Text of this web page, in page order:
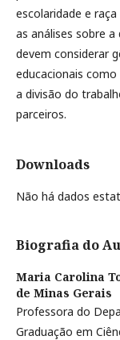
escolaridade e
as análises sobre
devem considerar
educacionais
a divisão do
parceiros.
Downloads
Não há dados
Biografia do
Maria Carolina
de Minas Gerais
Professora do
Graduação em